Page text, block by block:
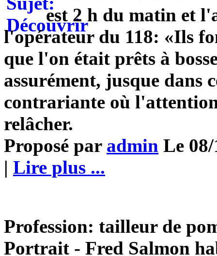
est 2 h du matin et
l'opérateur du 118: «Ils
que l'on était prêts à
assurément, jusque dans
contrariante où
relâcher.
Proposé par admin Le
| Lire plus ...
Profession: tailleur de
Portrait - Fred Salmon